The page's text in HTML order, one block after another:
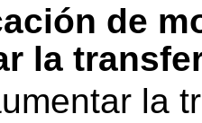
de
la
la